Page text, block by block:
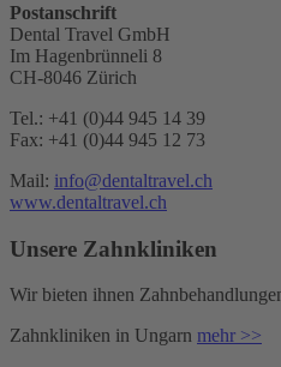
Postanschrift
Dental Travel GmbH
Im Hagenbrünneli 8
CH-8046 Zürich
Tel.: +41 (0)44 945 14 39
Fax: +41 (0)44 945 12 73
Mail: info@dentaltravel.ch
www.dentaltravel.ch
Unsere Zahnkliniken
Wir bieten ihnen
Zahnkliniken in Ungarn mehr >>